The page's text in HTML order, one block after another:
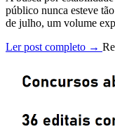
público nunca esteve
de julho, um volume
Ler post completo →